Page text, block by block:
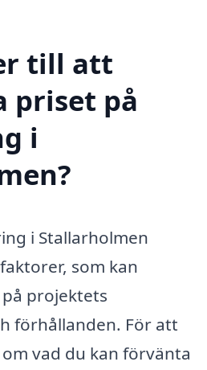
till att
priset på
i
i Stallarholmen
som kan
projektets
förhållanden. För att
vad du kan förvänta